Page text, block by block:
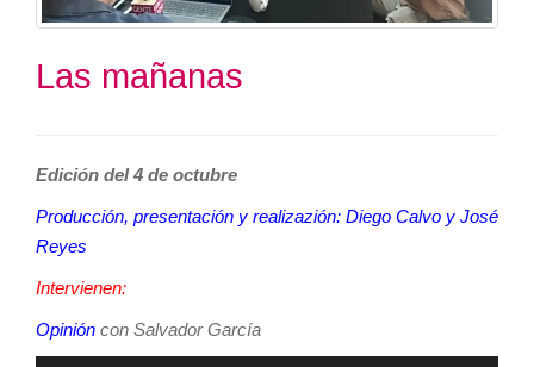
Las mañanas
Edición del 4 de octubre
Producción, presentación y realizazión: Diego Calvo y José
Reyes
Intervienen:
Opinión con Salvador García